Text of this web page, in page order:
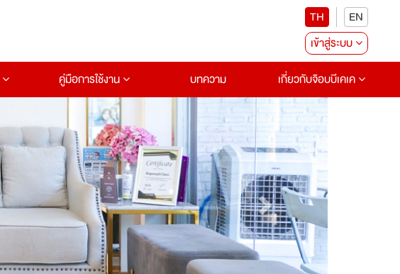
TH
EN
เข้าสู่ระบบ
คู่มือการใช้งาน บทความ เกี่ยวกับจ๊อบบีเคเค
Next